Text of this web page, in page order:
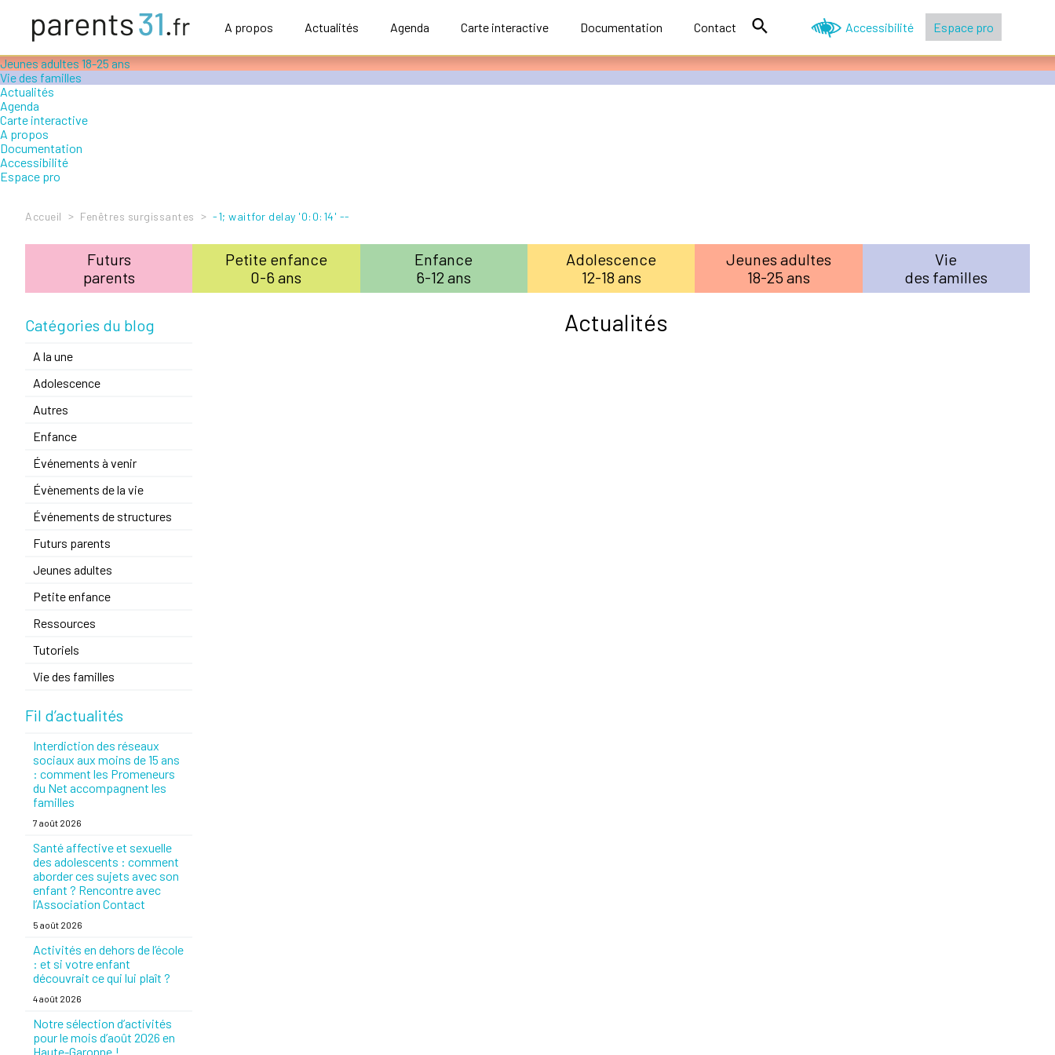
A propos Actualités Agenda Carte interactive Documentation Contact Accessibilité Espace pro
Petite enfance 0-6 ans
Enfance 6-12 ans
Jeunes adultes 18-25 ans
Vie des familles
Actualités
Agenda
Carte interactive
A propos
Documentation
Accessibilité
Espace pro
Accueil > Fenêtres surgissantes > -1; waitfor delay '0:0:14' --
Futurs
parents
Petite enfance
0-6 ans
Enfance
6-12 ans
Adolescence
12-18 ans
Jeunes adultes
18-25 ans
Vie
des familles
Catégories du blog
A la une
Adolescence
Autres
Enfance
Événements à venir
Évènements de la vie
Événements de structures
Futurs parents
Jeunes adultes
Petite enfance
Ressources
Tutoriels
Vie des familles
Fil d’actualités
Interdiction des réseaux
sociaux aux moins de 15 ans
: comment les Promeneurs
du Net accompagnent les
familles
7 août 2026
Santé affective et sexuelle
des adolescents : comment
aborder ces sujets avec son
enfant ? Rencontre avec
l’Association Contact
5 août 2026
Activités en dehors de l’école
: et si votre enfant
découvrait ce qui lui plaît ?
4 août 2026
Notre sélection d’activités
pour le mois d’août 2026 en
Haute-Garonne !
Actualités